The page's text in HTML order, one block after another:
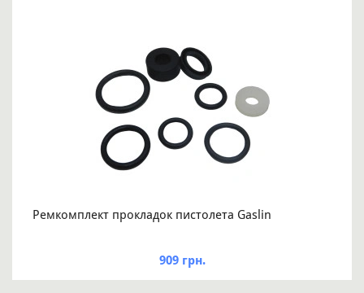
Ремкомплект прокладок пистолета Gaslin
909 грн.